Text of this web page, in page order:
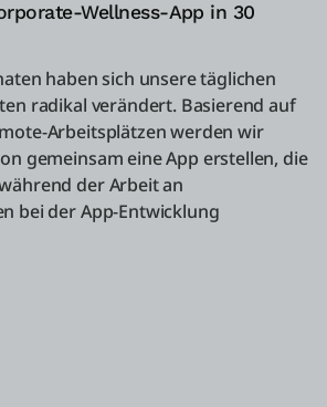
Wellness-App in 30
haben sich unsere täglichen
radikal verändert. Basierend auf
Arbeitsplätzen werden wir
gemeinsam eine App erstellen, die
der Arbeit an
bei der App-Entwicklung